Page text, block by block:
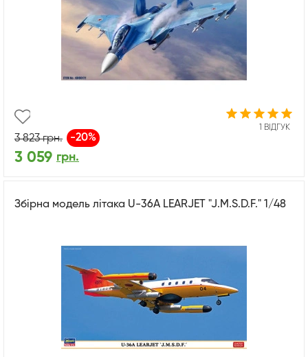
1 ВІДГУК
3 823грн. -20%
3 059 грн.
Збірна модель літака U-36A LEARJET "J.M.S.D.F." 1/48